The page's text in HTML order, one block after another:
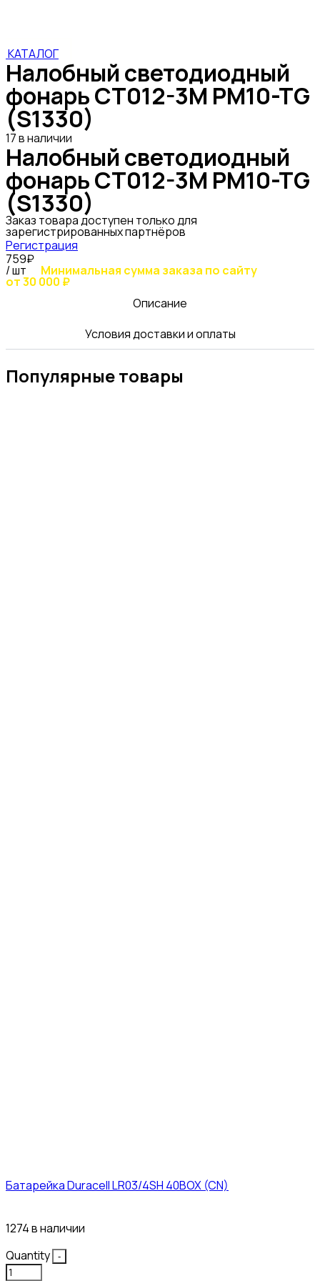
КАТАЛОГ
Налобный светодиодный
фонарь CT012-3M PM10-TG
(S1330)
17 в наличии
Налобный светодиодный
фонарь CT012-3M PM10-TG
(S1330)
Заказ товара доступен только для
зарегистрированных партнёров
Регистрация
759₽
/ шт Минимальная сумма заказа по сайту
от 30 000 ₽
Описание
Условия доставки и оплаты
Популярные товары
Батарейка Duracell LR03/4SH 40BOX (CN)
1274 в наличии
Quantity
-